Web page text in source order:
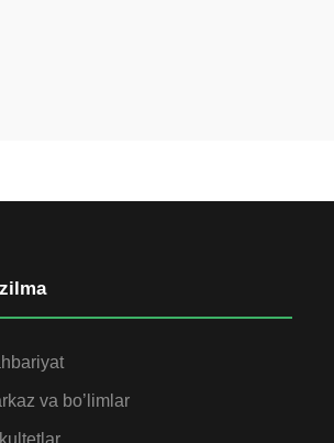
va bo’limlar